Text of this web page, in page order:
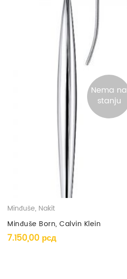
Nema na
stanju
Minđuše, Nakit
Minđuše Born, Calvin Klein
7.150,00 рсд